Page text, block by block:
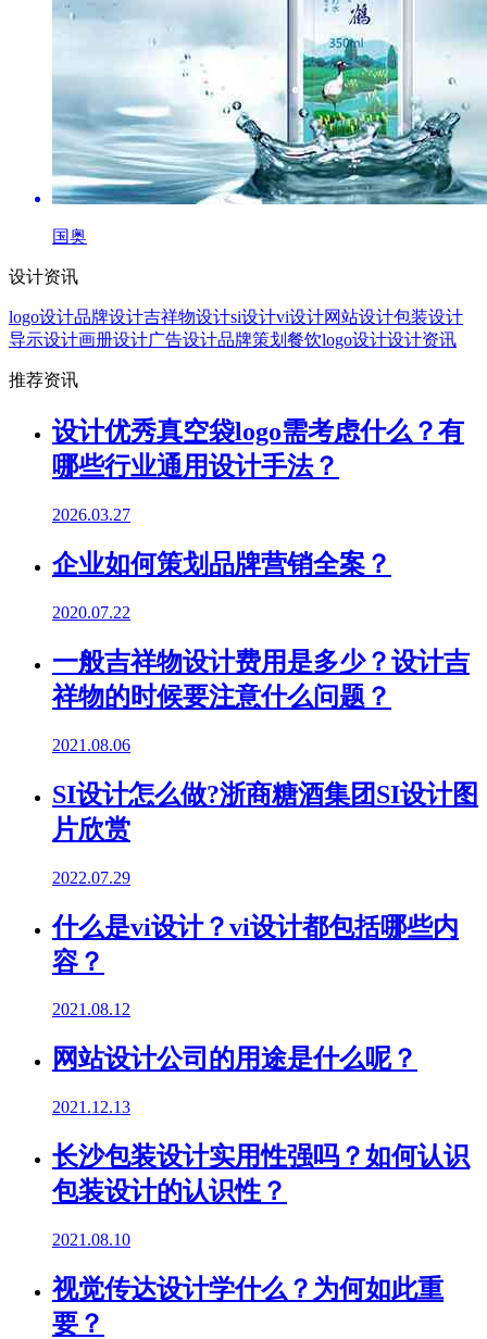
国奥
设计资讯
logo设计品牌设计吉祥物设计si设计vi设计网站设计包装设计
导示设计画册设计广告设计品牌策划 餐饮logo设计设计资讯
推荐资讯
设计优秀真空袋logo需考虑什么？有
哪些行业通用设计手法？
2026.03.27
企业如何策划品牌营销全案？
2020.07.22
一般吉祥物设计费用是多少？设计吉
祥物的时候要注意什么问题？
2021.08.06
SI设计怎么做?浙商糖酒集团SI设计图
片欣赏
2022.07.29
什么是vi设计？vi设计都包括哪些内
容？
2021.08.12
网站设计公司的用途是什么呢？
2021.12.13
长沙包装设计实用性强吗？如何认识
包装设计的认识性？
2021.08.10
视觉传达设计学什么？为何如此重
要？